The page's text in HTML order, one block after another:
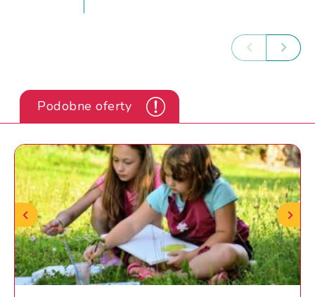
Podobne oferty